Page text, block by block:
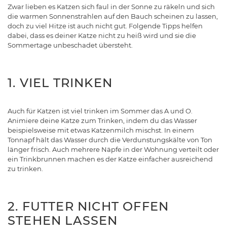
Zwar lieben es Katzen sich faul in der Sonne zu räkeln und sich
die warmen Sonnenstrahlen auf den Bauch scheinen zu lassen,
doch zu viel Hitze ist auch nicht gut. Folgende Tipps helfen
dabei, dass es deiner Katze nicht zu heiß wird und sie die
Sommertage unbeschadet übersteht.
1. VIEL TRINKEN
Auch für Katzen ist viel trinken im Sommer das A und O.
Animiere deine Katze zum Trinken, indem du das Wasser
beispielsweise mit etwas Katzenmilch mischst. In einem
Tonnapf hält das Wasser durch die Verdunstungskälte von Ton
länger frisch. Auch mehrere Näpfe in der Wohnung verteilt oder
ein Trinkbrunnen machen es der Katze einfacher ausreichend
zu trinken.
2. FUTTER NICHT OFFEN
STEHEN LASSEN